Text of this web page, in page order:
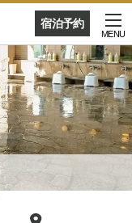
宿泊予約
MENU